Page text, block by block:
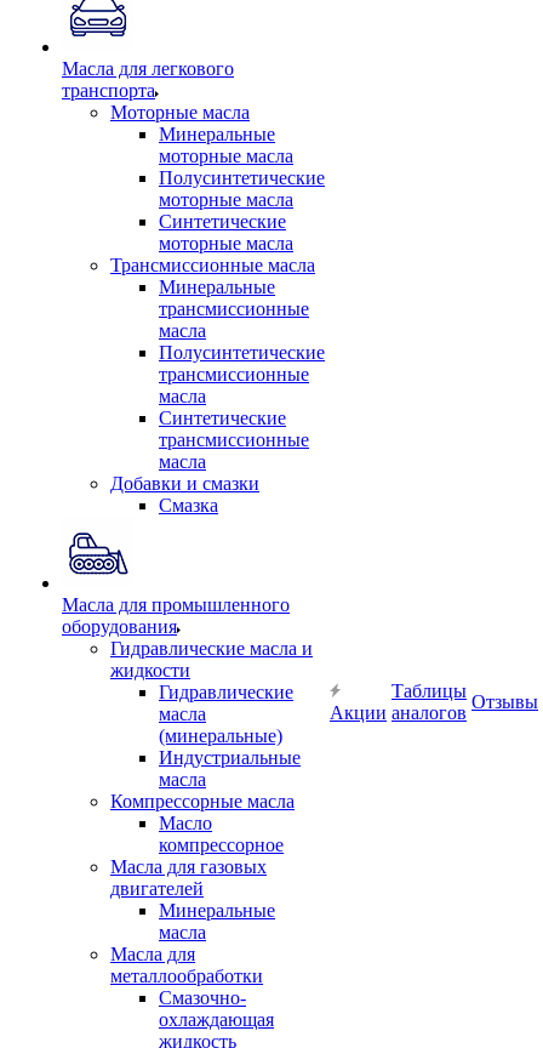
Масла для легкового
транспорта
Моторные масла
Минеральные
моторные масла
Полусинтетические
моторные масла
Синтетические
моторные масла
Трансмиссионные масла
Минеральные
трансмиссионные
масла
Полусинтетические
трансмиссионные
масла
Синтетические
трансмиссионные
масла
Добавки и смазки
Смазка
Масла для промышленного
оборудования
Гидравлические масла и
жидкости
Гидравлические
масла
(минеральные)
Индустриальные
масла
Компрессорные масла
Масло
компрессорное
Масла для газовых
двигателей
Минеральные
масла
Масла для
металлообработки
Смазочно-
охлаждающая
жидкость
Акции
Таблицы
аналогов
Отзывы